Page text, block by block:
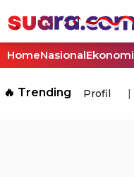
HomeNasionalEkonomi
🔥 Trending Profil